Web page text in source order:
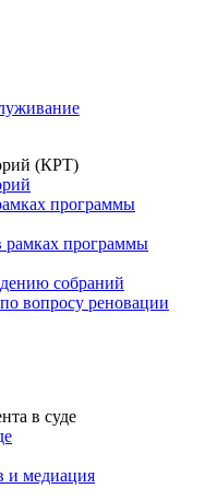
(КРТ)
программы
рамках программы
собраний
вопросу реновации
в суде
и медиация